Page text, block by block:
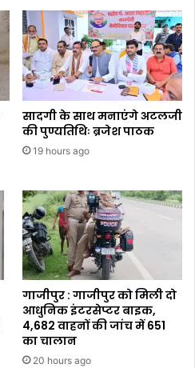
सादगी के साथ मनाएंगे अटलजी
की पुण्यतिथिः ब्रजेश पाठक
19 hours ago
गाजीपुर : गाजीपुर को मिली दो
आधुनिक इंटरसेप्टर बाइक,
4,682 वाहनों की जांच में 651
का चालान
20 hours ago